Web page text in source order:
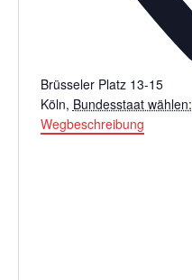
Brüsseler Platz 13-15
Köln, Bundesstaat wählen:
Wegbeschreibung